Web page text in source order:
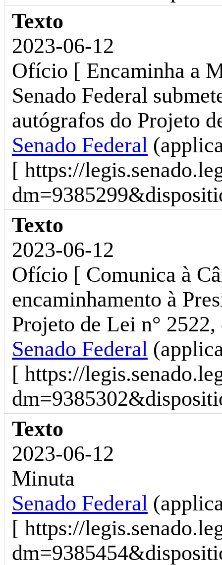
Texto
2023-06-12
Ofício [ Encaminha a
Senado Federal
autógrafos do Projeto
Senado Federal
[ https://
Texto
2023-06-12
Ofício [ Comunica à
encaminhamento à
Projeto de Lei n°
Senado Federal
[ https://
Texto
2023-06-12
Minuta
Senado Federal
[ https://